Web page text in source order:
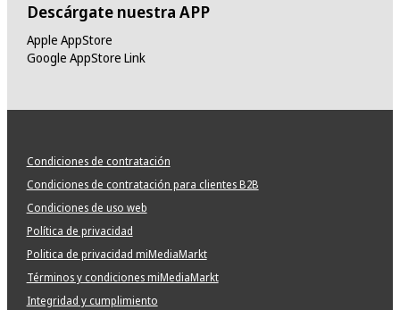
Descárgate nuestra APP
Apple AppStore
Google AppStore Link
Condiciones de contratación
Condiciones de contratación para clientes B2B
Condiciones de uso web
Política de privacidad
Politica de privacidad miMediaMarkt
Términos y condiciones miMediaMarkt
Integridad y cumplimiento